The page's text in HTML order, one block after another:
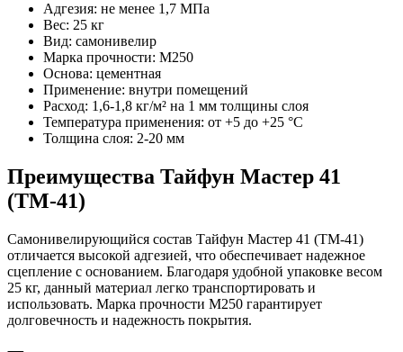
Адгезия: не менее 1,7 МПа
Вес: 25 кг
Вид: самонивелир
Марка прочности: М250
Основа: цементная
Применение: внутри помещений
Расход: 1,6-1,8 кг/м² на 1 мм толщины слоя
Температура применения: от +5 до +25 °C
Толщина слоя: 2-20 мм
Преимущества Тайфун Мастер 41
(ТМ-41)
Самонивелирующийся состав Тайфун Мастер 41 (ТМ-41)
отличается высокой адгезией, что обеспечивает надежное
сцепление с основанием. Благодаря удобной упаковке весом
25 кг, данный материал легко транспортировать и
использовать. Марка прочности М250 гарантирует
долговечность и надежность покрытия.